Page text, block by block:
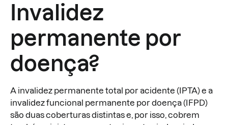
Invalidez
permanente por
doença?
A invalidez permanente total por acidente (IPTA) e a
invalidez funcional permanente por doença (IFPD)
são duas coberturas distintas e, por isso, cobrem